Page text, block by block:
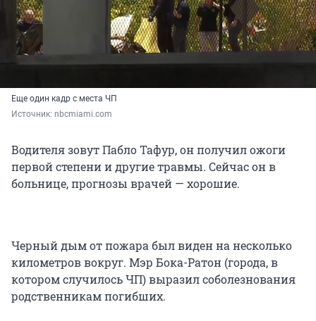
Еще один кадр с места ЧП
Источник: nbcmiami.com
Водителя зовут Пабло Тафур, он получил ожоги
первой степени и другие травмы. Сейчас он в
больнице, прогнозы врачей — хорошие.
Черный дым от пожара был виден на несколько
километров вокруг. Мэр Бока-Ратон (города, в
котором случилось ЧП) выразил соболезнования
родственникам погибших.